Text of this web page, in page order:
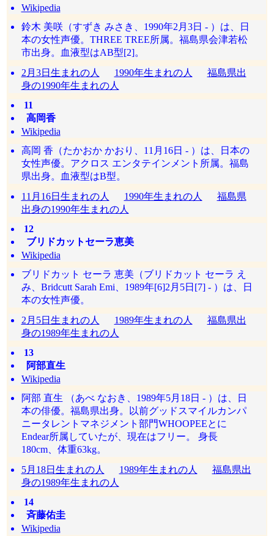
Wikipedia
鈴木 美咲（すずき みさき、1990年2月3日 - ）は、日
本の女性声優。THREE TREE所属。福島県会津若松
市出身。血液型はAB型[2]。
2月3日生まれの人
1990年生まれの人
福島県出
身の1990年生まれの人
11
高岡香
Wikipedia
高岡 香（たかおか かおり、11月16日 - ）は、日本の
女性声優。アクロス エンタテインメント所属。福島
県出身。血液型はB型。
11月16日生まれの人
1990年生まれの人
福島県
出身の1990年生まれの人
12
ブリドカットセーラ恵美
Wikipedia
ブリドカット セーラ 恵美（ブリドカット セーラ え
み、Bridcutt Sarah Emi、1989年[6]2月5日[7] - ）は、日
本の女性声優。
2月5日生まれの人
1989年生まれの人
福島県出
身の1989年生まれの人
13
阿部直生
Wikipedia
阿部 直生 （あべ なおき、1989年5月18日 - ）は、日
本の俳優。福島県出身。以前グッドスマイルカンパ
ニータレントマネジメント部門WHOOPEEとに
Endear所属していたが、現在はフリー。 身長
180cm、体重63kg。
5月18日生まれの人
1989年生まれの人
福島県出
身の1989年生まれの人
14
斉藤佑圭
Wikipedia